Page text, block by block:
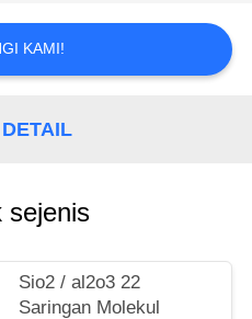
KAMI!
sejenis
Sio2 / al2o3 22
Saringan Molekul